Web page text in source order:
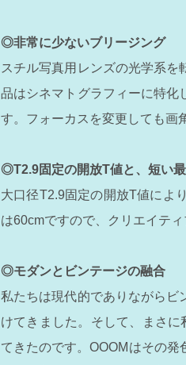
◎非常に少ないブリージング
スチル写真用レンズの光学系
品はシネマトグラフィーに特化
す。フォーカスを変更しても画
◎T2.9固定の開放T値と、短い
大口径T2.9固定の開放T値によ
は60cmですので、クリエイテ
◎モダンとビンテージの融合
私たちは現代的でありながらビ
けてきました。そして、まさ
てきたのです。OOOMはその発